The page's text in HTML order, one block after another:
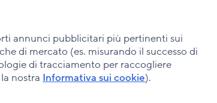
annunci pubblicitari più pertinenti sui
di mercato (es. misurando il successo di
di tracciamento per raccogliere
nostra Informativa sui cookie).